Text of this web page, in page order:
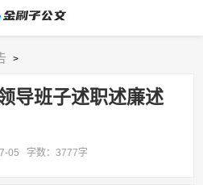
>
导班子述职述廉述
05 字数：3777字